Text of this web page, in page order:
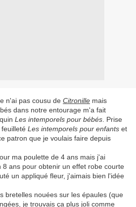
n'ai pas cousu de Citronille mais
dans notre entourage m'a fait
Les intemporels pour bébés . Prise
Les intemporels pour enfants et
patron que je voulais faire depuis
ma poulette de 4 ans mais j'ai
ans pour obtenir un effet robe courte
un appliqué fleur, j'aimais bien l'idée
bretelles nouées sur les épaules (que
je trouvais ça plus joli comme